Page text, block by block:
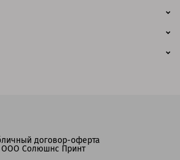
договор-оферта
ООО Солюшнс Принт